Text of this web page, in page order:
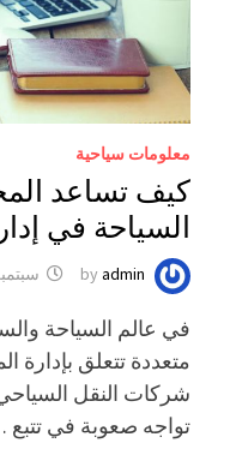
معلومات سياحية
كيف تساعد
السياحة في
by admin سبتمبر 13,
في عالم السياحة
متعددة تتعلق بإدارة
شركات النقل
تواجه صعوبة في